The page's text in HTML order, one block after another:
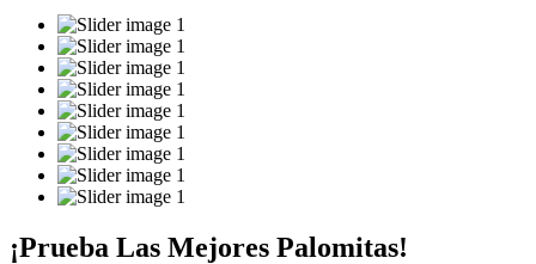
¡Prueba Las Mejores Palomitas!